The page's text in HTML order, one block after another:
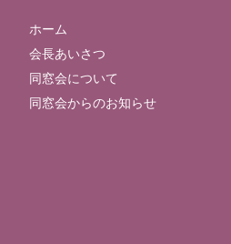
ホーム
会長あいさつ
同窓会について
同窓会からのお知らせ